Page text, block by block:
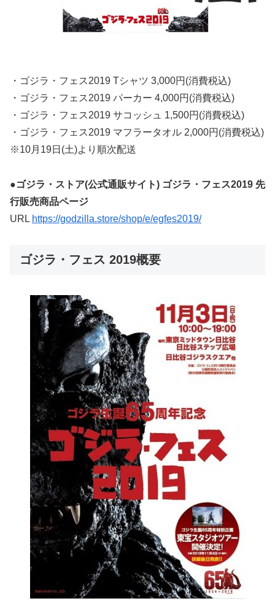
・ゴジラ・フェス2019 Tシャツ 3,000円(消費税込)
・ゴジラ・フェス2019 パーカー 4,000円(消費税込)
・ゴジラ・フェス2019 サコッシュ 1,500円(消費税込)
・ゴジラ・フェス2019 マフラータオル 2,000円(消費税込)
※10月19日(土)より順次配送
●ゴジラ・ストア(公式通販サイト) ゴジラ・フェス2019 先
行販売商品ページ
URL https://godzilla.store/shop/e/egfes2019/
ゴジラ・フェス 2019概要